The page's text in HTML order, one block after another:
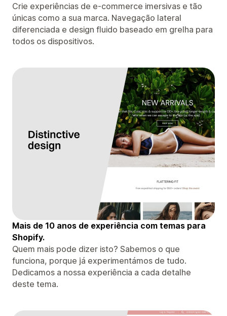
Crie experiências de e-commerce imersivas e tão
únicas como a sua marca. Navegação lateral
diferenciada e design fluido baseado em grelha para
todos os dispositivos.
Mais de 10 anos de experiência com temas para
Shopify.
Quem mais pode dizer isto? Sabemos o que
funciona, porque já experimentámos de tudo.
Dedicamos a nossa experiência a cada detalhe
deste tema.